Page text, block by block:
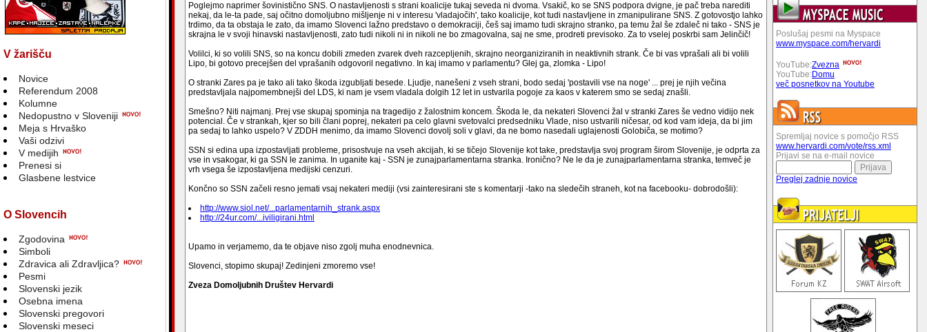
V žarišču
Novice
Referendum 2008
Kolumne
Nedopustno v Sloveniji
Meja s Hrvaško
Vaši odzivi
V medijih
Prenesi si
Glasbene lestvice
O Slovencih
Zgodovina
Simboli
Zdravica ali Zdravljica?
Pesmi
Slovenski jezik
Osebna imena
Slovenski pregovori
Slovenski meseci
Poglejmo naprimer šovinistično SNS. O nastavljenosti s strani koalicije tukaj seveda ni dvoma. Vsakič, ko se SNS podpora dvigne, je pač treba narediti
nekaj, da le-ta pade, saj očitno domoljubno mišljenje ni v interesu 'vladajočih', tako koalicije, kot tudi nastavljene in zmanipulirane SNS. Z gotovostjo lahko
trdimo, da ta obstaja le zato, da imamo Slovenci lažno predstavo o demokraciji, češ saj imamo tudi skrajno stranko, pa temu žal še zdaleč ni tako - SNS je
skrajna le v svoji hinavski nastavljenosti, zato tudi nikoli ni in nikoli ne bo zmagovalna, saj ne sme, prodreti previsoko. Za to vselej poskrbi sam Jelinčič!
Volilci, ki so volili SNS, so na koncu dobili zmeden zvarek dveh razcepljenih, skrajno neorganiziranih in neaktivnih strank. Če bi vas vprašali ali bi volili
Lipo, bi gotovo precejšen del vprašanih odgovoril negativno. In kaj imamo v parlamentu? Glej ga, zlomka - Lipo!
O stranki Zares pa je tako ali tako škoda izgubljati besede. Ljudje, nanešeni z vseh strani, bodo sedaj 'postavili vse na noge' ... prej je njih večina
predstavljala najpomembnejši del LDS, ki nam je vsem vladala dolgih 12 let in ustvarila pogoje za kaos v katerem smo se sedaj znašli.
Smešno? Niti najmanj. Prej vse skupaj spominja na tragedijo z žalostnim koncem. Škoda le, da nekateri Slovenci žal v stranki Zares še vedno vidijo nek
potencial. Če v strankah, kjer so bili člani poprej, nekateri pa celo glavni svetovalci predsedniku Vlade, niso ustvarili ničesar, od kod vam ideja, da bi jim
pa sedaj to lahko uspelo? V ZDDH menimo, da imamo Slovenci dovolj soli v glavi, da ne bomo nasedali uglajenosti Golobiča, se motimo?
SSN si edina upa izpostavljati probleme, prisostvuje na vseh akcijah, ki se tičejo Slovenije kot take, predstavlja svoj program širom Slovenije, je odprta za
vse in vsakogar, ki ga SSN le zanima. In uganite kaj - SSN je zunajparlamentarna stranka. Ironično? Ne le da je zunajparlamentarna stranka, temveč je
vrh vsega še izpostavljena medijski cenzuri.
Končno so SSN začeli resno jemati vsaj nekateri mediji (vsi zainteresirani ste s komentarji -tako na sledečih straneh, kot na facebooku- dobrodošli):
http://www.siol.net/...parlamentarnih_strank.aspx
http://24ur.com/...iviligirani.html
Upamo in verjamemo, da te objave niso zgolj muha enodnevnica.
Slovenci, stopimo skupaj! Zedinjeni zmoremo vse!
Zveza Domoljubnih Društev Hervardi
Poslušaj pesmi na Myspace
www.myspace.com/hervardi
YouTube:Zvezna
YouTube:Domu
več posnetkov na Youtube
Spremljaj novice s pomočjo RSS
www.hervardi.com/vote/rss.xml
Prijavi se na e-mail novice
Preglej zadnje novice